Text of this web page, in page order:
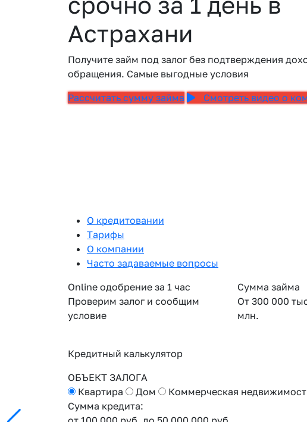
Астрахани
Получите займ под залог без подтверждения
обращения. Самые выгодные условия
Рассчитать сумму займа
Смотреть видео о
О кредитовании
Тарифы
О компании
Часто задаваемые вопросы
Online одобрение за 1 час
Проверим залог и сообщим
условие
Сумма займа
От 300 000
млн.
Кредитный калькулятор
ОБЪЕКТ ЗАЛОГА
Квартира
Дом
Коммерческая
Сумма кредита: